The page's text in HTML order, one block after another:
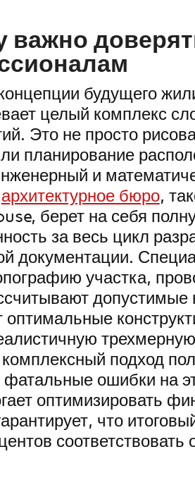
важно
будущего
целый комплекс
Это не просто
планирование
и
архитектурное бюро,
берет на себя
за весь цикл
документации.
участка,
допустимые
оптимальные
подход
фатальные ошибки на
оптимизировать
что